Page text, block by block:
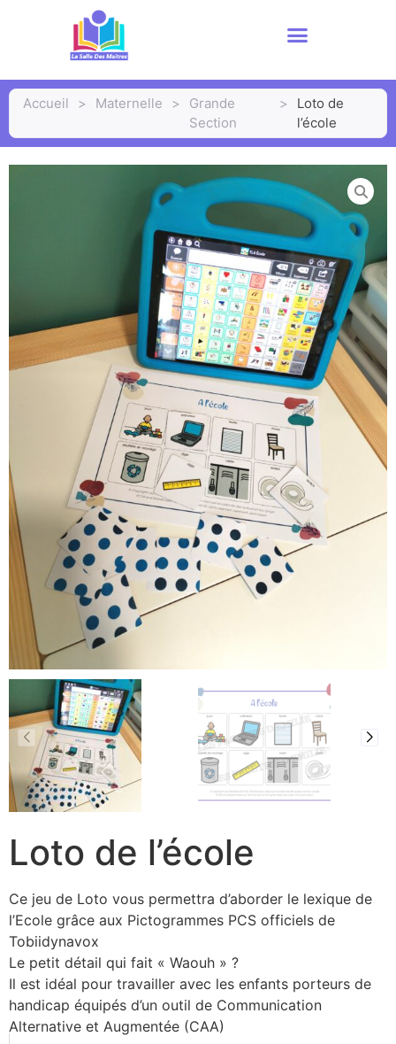
Accueil > Maternelle >
Grande
Section
>
Loto de
l’école
Loto de l’école
Ce jeu de Loto vous permettra d’aborder le lexique de
l’Ecole grâce aux Pictogrammes PCS officiels de
Tobiidynavox
Le petit détail qui fait « Waouh » ?
Il est idéal pour travailler avec les enfants porteurs de
handicap équipés d’un outil de Communication
Alternative et Augmentée (CAA)